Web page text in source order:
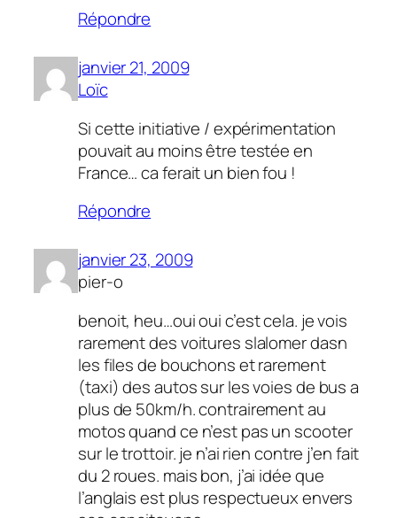
Répondre
janvier 21, 2009
Loïc
Si cette initiative / expérimentation
pouvait au moins être testée en
France… ca ferait un bien fou !
Répondre
janvier 23, 2009
pier-o
benoit, heu…oui oui c’est cela. je vois
rarement des voitures slalomer dasn
les files de bouchons et rarement
(taxi) des autos sur les voies de bus a
plus de 50km/h. contrairement au
motos quand ce n’est pas un scooter
sur le trottoir. je n’ai rien contre j’en fait
du 2 roues. mais bon, j’ai idée que
l’anglais est plus respectueux envers